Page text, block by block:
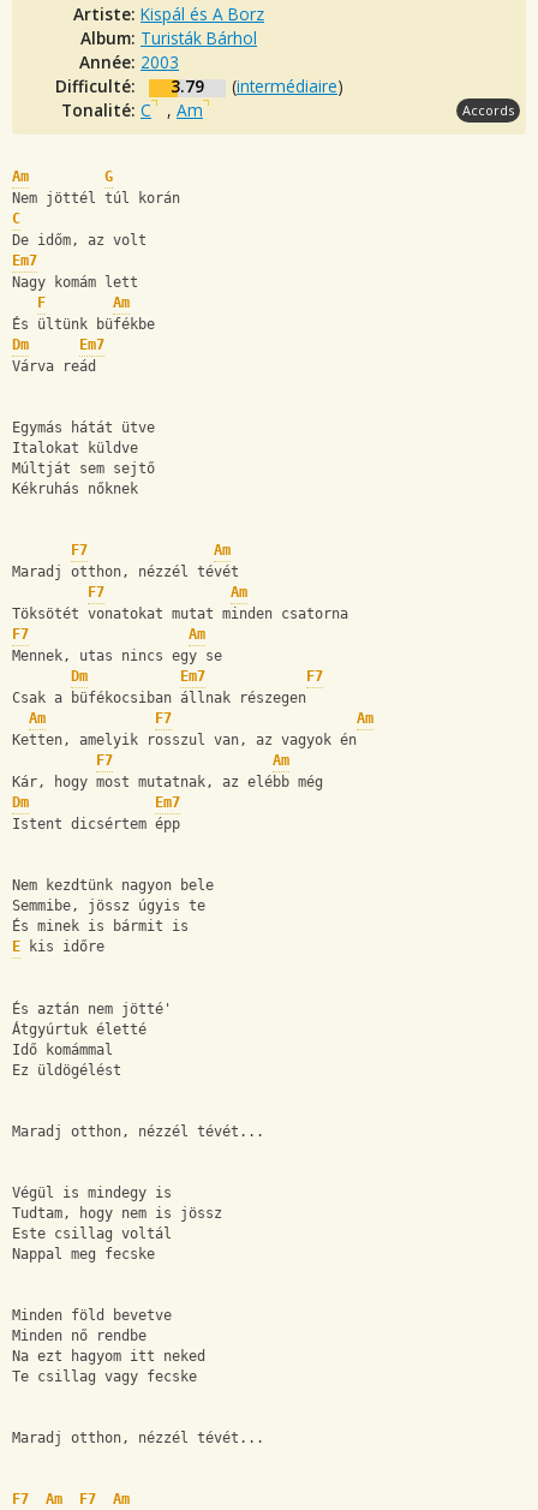
Artiste: Kispál és A Borz
Album: Turisták Bárhol
Année: 2003
Difficulté:
3.79 (intermédiaire)
Tonalité: C , Am Accords
Am
G
Nem jöttél túl korán
C
De időm, az volt
Em7
Nagy komám lett
F
Am
És ültünk büfékbe
Dm
Em7
Várva reád
Egymás hátát ütve
Italokat küldve
Múltját sem sejtő
Kékruhás nőknek
F7
Am
Maradj otthon, nézzél tévét
F7
Am
Töksötét vonatokat mutat minden csatorna
F7
Am
Mennek, utas nincs egy se
Dm
Em7
F7
Csak a büfékocsiban állnak részegen
Am
F7
Am
Ketten, amelyik rosszul van, az vagyok én
F7
Am
Kár, hogy most mutatnak, az elébb még
Dm
Em7
Istent dicsértem épp
Nem kezdtünk nagyon bele
Semmibe, jössz úgyis te
És minek is bármit is
E kis időre
És aztán nem jötté'
Átgyúrtuk életté
Idő komámmal
Ez üldögélést
Maradj otthon, nézzél tévét...
Végül is mindegy is
Tudtam, hogy nem is jössz
Este csillag voltál
Nappal meg fecske
Minden föld bevetve
Minden nő rendbe
Na ezt hagyom itt neked
Te csillag vagy fecske
Maradj otthon, nézzél tévét...
F7 Am F7 Am